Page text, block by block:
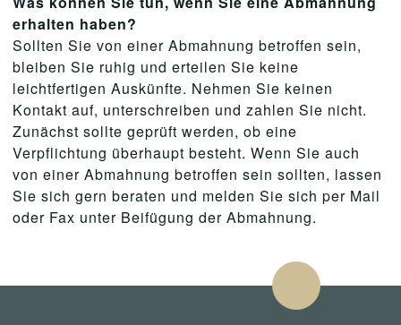
erhalten haben?
Sollten Sie von einer Abmahnung betroffen sein,
bleiben Sie ruhig und erteilen Sie keine
leichtfertigen Auskünfte. Nehmen Sie keinen
Kontakt auf, unterschreiben und zahlen Sie nicht.
Zunächst sollte geprüft werden, ob eine
Verpflichtung überhaupt besteht. Wenn Sie auch
von einer Abmahnung betroffen sein sollten, lassen
Sie sich gern beraten und melden Sie sich per Mail
oder Fax unter Beifügung der Abmahnung.